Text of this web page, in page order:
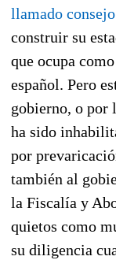
llamado
construir su
que ocupa
español. Pero
gobierno, o por
ha sido
por
también al
la Fiscalía y
quietos como
su diligencia